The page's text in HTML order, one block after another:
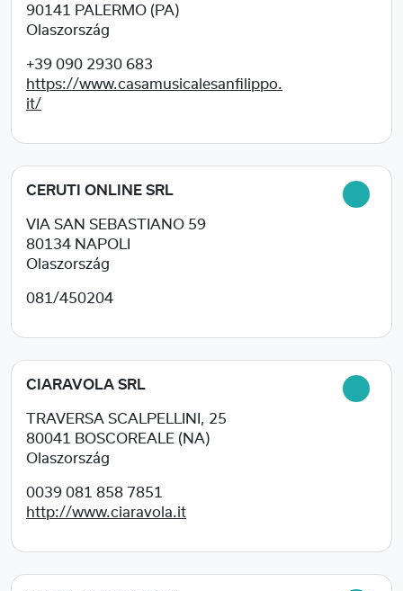
90141
PALERMO (PA)
Olaszország
+39 090 2930 683
https://www.casamusicalesanfilippo.
it/
CERUTI ONLINE SRL
VIA SAN SEBASTIANO 59
80134 NAPOLI
Olaszország
081/450204
CIARAVOLA SRL
TRAVERSA SCALPELLINI, 25
80041
BOSCOREALE (NA)
Olaszország
0039 081 858 7851
http://www.ciaravola.it